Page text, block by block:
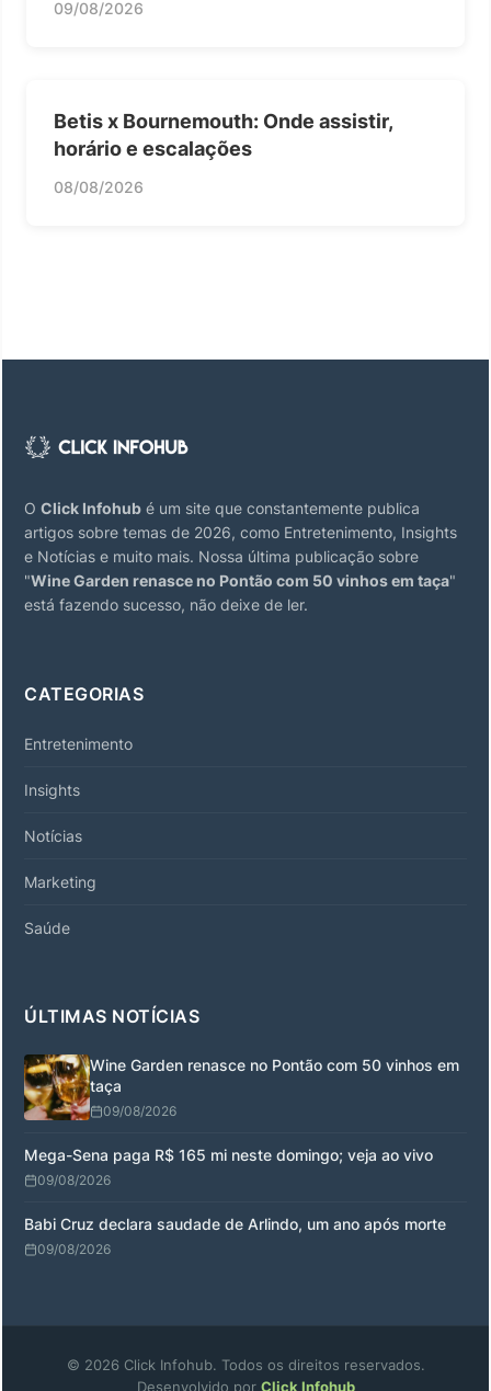
09/08/2026
Betis x Bournemouth: Onde assistir,
horário e escalações
08/08/2026
O Click Infohub é um site que constantemente publica
artigos sobre temas de 2026, como Entretenimento, Insights
e Notícias e muito mais. Nossa última publicação sobre
"Wine Garden renasce no Pontão com 50 vinhos em taça"
está fazendo sucesso, não deixe de ler.
CATEGORIAS
Entretenimento
Insights
Notícias
Marketing
Saúde
ÚLTIMAS NOTÍCIAS
Wine Garden renasce no Pontão com 50 vinhos em
taça
09/08/2026
Mega-Sena paga R$ 165 mi neste domingo; veja ao vivo
09/08/2026
Babi Cruz declara saudade de Arlindo, um ano após morte
09/08/2026
© 2026 Click Infohub. Todos os direitos reservados.
Desenvolvido por Click Infohub